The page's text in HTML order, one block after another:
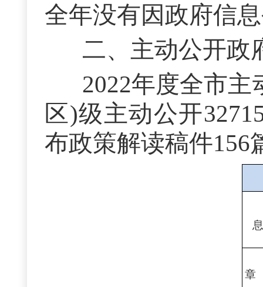
全年没有因政府信
二、主动公开政
2022年度全市
区)级主动公开
布政策解读稿件156
章